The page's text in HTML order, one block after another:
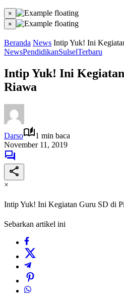
×
×
Beranda News Intip Yuk! Ini
NewsPendidikanSulselTerbaru
Intip Yuk! Ini
Riawa
Darso
1 min baca
November 11, 2019
×
Intip Yuk! Ini Kegiatan Guru SD di
Sebarkan artikel ini